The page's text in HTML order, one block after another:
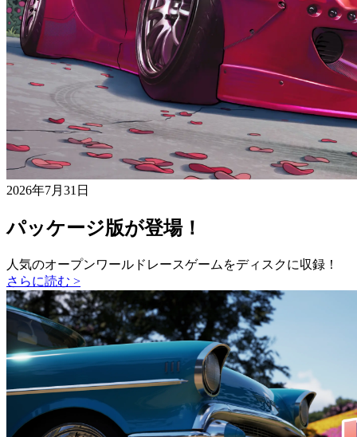
2026年7月31日
パッケージ版が登場！
人気のオープンワールドレースゲームをディスクに収録！
さらに読む >